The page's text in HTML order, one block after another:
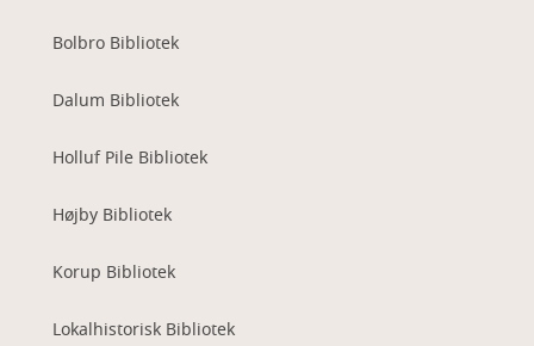
Bolbro Bibliotek
Dalum Bibliotek
Holluf Pile Bibliotek
Højby Bibliotek
Korup Bibliotek
Lokalhistorisk Bibliotek